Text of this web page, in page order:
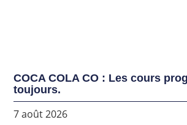
COCA COLA CO : Les cours
toujours.
7 août 2026